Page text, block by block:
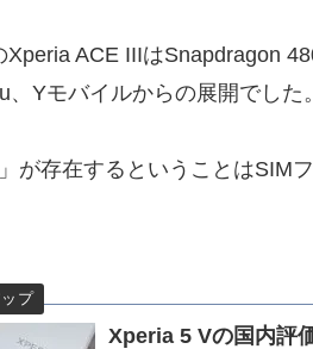
Xperia ACE IIIはSnapdragon
Yモバイルからの展開でした。
が存在するということはSIM
Xperia 5 Vの国内評